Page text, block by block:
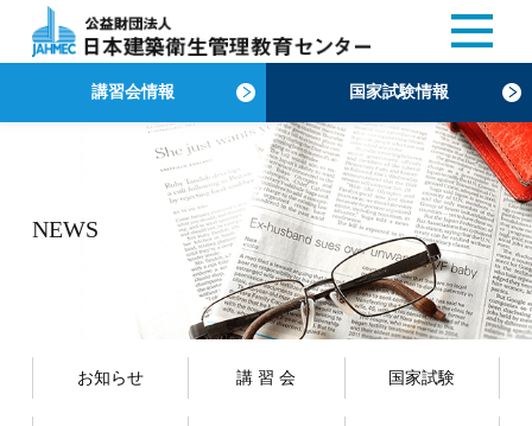
講習会情報 国家試験情報
NEWS
お知らせ 講 習 会 国家試験